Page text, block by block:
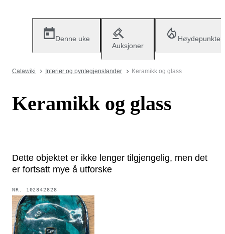
Denne uke
Auksjoner
Høydepunkter
Catawiki Interiør og pyntegjenstander Keramikk og glass
Keramikk og glass
Dette objektet er ikke lenger tilgjengelig, men det
er fortsatt mye å utforske
NR. 102842828